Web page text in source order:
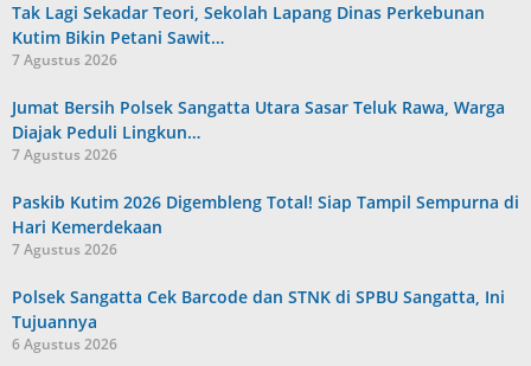
Tak Lagi Sekadar Teori, Sekolah Lapang Dinas Perkebunan
Kutim Bikin Petani Sawit…
7 Agustus 2026
Jumat Bersih Polsek Sangatta Utara Sasar Teluk Rawa, Warga
Diajak Peduli Lingkun…
7 Agustus 2026
Paskib Kutim 2026 Digembleng Total! Siap Tampil Sempurna di
Hari Kemerdekaan
7 Agustus 2026
Polsek Sangatta Cek Barcode dan STNK di SPBU Sangatta, Ini
Tujuannya
6 Agustus 2026